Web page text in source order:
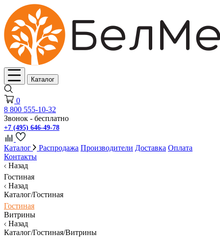
Каталог
0
8 800 555-10-32
Звонок - бесплатно
+7 (495) 646-49-78
Каталог Распродажа Производители Доставка Оплата
Контакты
Назад
Гостиная
Назад
Каталог/Гостиная
Гостиная
Витрины
Назад
Каталог/Гостиная/Витрины